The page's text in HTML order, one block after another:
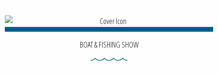
BOAT & FISHING SHOW